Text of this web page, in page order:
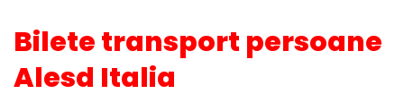
Bilete transport persoane
Alesd Italia